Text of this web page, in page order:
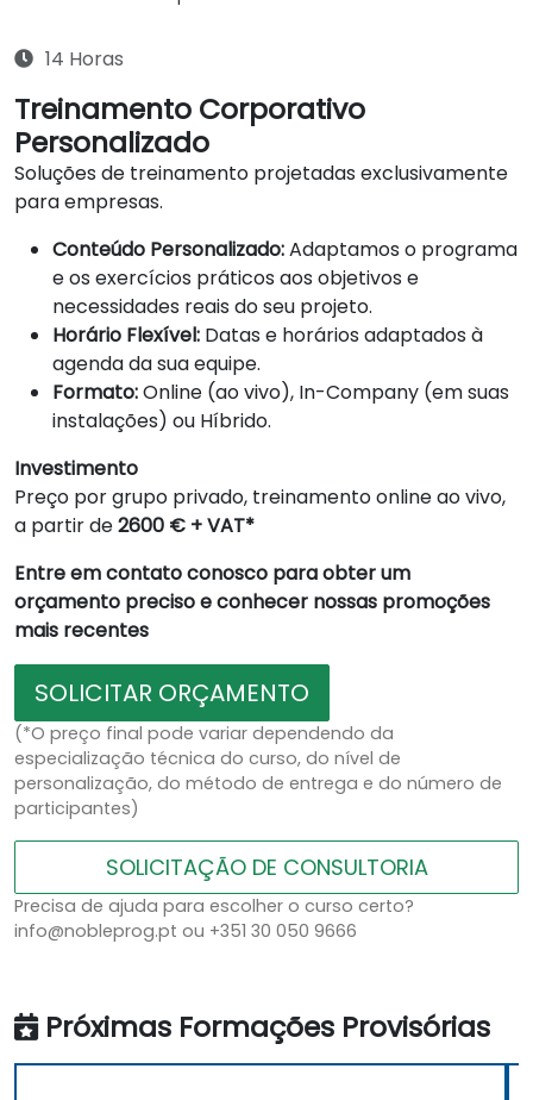
14 Horas
Treinamento Corporativo
Personalizado
Soluções de treinamento projetadas exclusivamente
para empresas.
Conteúdo Personalizado:Adaptamos o programa
e os exercícios práticos aos objetivos e
necessidades reais do seu projeto.
Horário Flexível: Datas e horários adaptados à
agenda da sua equipe.
Formato:Online (ao vivo), In-Company (em suas
instalações) ou Híbrido.
Investimento
Preço por grupo privado, treinamento online ao vivo,
a partir de2600 € + VAT*
Entre em contato conosco para obter um
orçamento preciso e conhecer nossas promoções
mais recentes
SOLICITAR ORÇAMENTO
(*O preço final pode variar dependendo da
especialização técnica do curso, do nível de
personalização, do método de entrega e do número de
participantes)
SOLICITAÇÃO DE CONSULTORIA
Precisa de ajuda para escolher o curso certo?
info@nobleprog.pt ou +351 30 050 9666
Próximas Formações Provisórias